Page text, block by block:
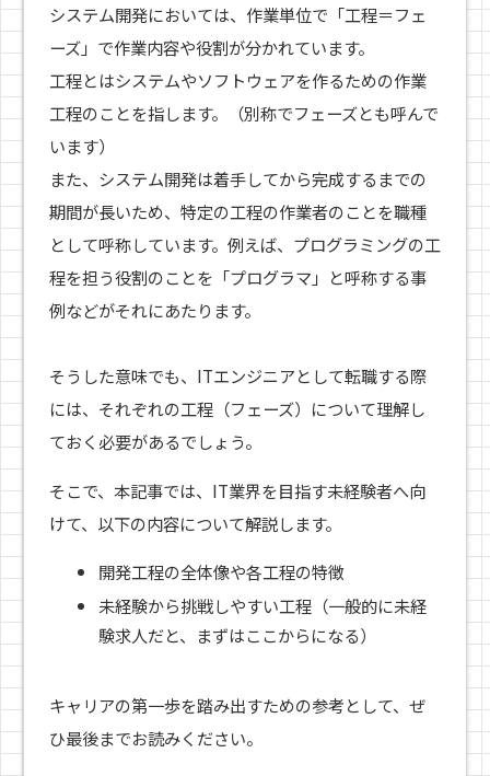
システム開発においては、作業単位で「工程＝フェ
ーズ」で作業内容や役割が分かれています。
工程とはシステムやソフトウェアを作るための作業
工程のことを指します。（別称でフェーズとも呼んで
います）
また、システム開発は着手してから完成するまでの
期間が長いため、特定の工程の作業者のことを職種
として呼称しています。例えば、プログラミングの工
程を担う役割のことを「プログラマ」と呼称する事
例などがそれにあたります。
そうした意味でも、ITエンジニアとして転職する際
には、それぞれの工程（フェーズ）について理解し
ておく必要があるでしょう。
そこで、本記事では、IT業界を目指す未経験者へ向
けて、以下の内容について解説します。
開発工程の全体像や各工程の特徴
未経験から挑戦しやすい工程（一般的に未経
験求人だと、まずはここからになる）
キャリアの第一歩を踏み出すための参考として、ぜ
ひ最後までお読みください。